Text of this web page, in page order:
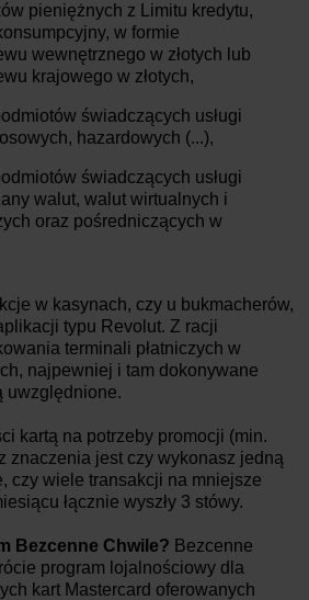
pieniężnych z Limitu kredytu,
w formie
wewnętrznego w złotych lub
krajowego w złotych,
świadczących usługi
hazardowych (...),
świadczących usługi
walut, walut wirtualnych i
oraz pośredniczących w
w kasynach, czy u bukmacherów,
typu Revolut. Z racji
terminali płatniczych w
najpewniej i tam dokonywane
uwzględnione.
kartą na potrzeby promocji (min.
znaczenia jest czy wykonasz jedną
czy wiele transakcji na mniejsze
łącznie wyszły 3 stówy.
Bezcenne Chwile? Bezcenne
program lojalnościowy dla
kart Mastercard oferowanych